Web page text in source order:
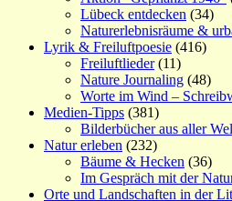
Lübeck entdecken (34)
Naturerlebnisräume &
Lyrik & Freiluftpoesie (416)
Freiluftlieder(11)
Nature Journaling (48)
Worte im Wind –
Medien-Tipps (381)
Bilderbücher aus aller
Natur erleben (232)
Bäume & Hecken (36)
Im Gespräch mit der
Orte und Landschaften in der